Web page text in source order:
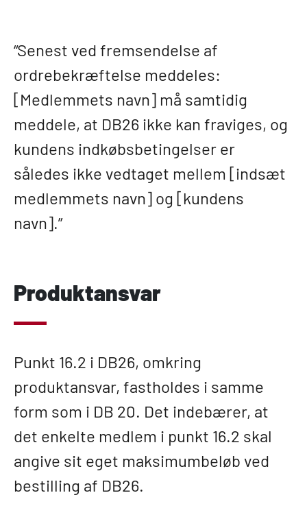
“Senest ved fremsendelse af
ordrebekræftelse meddeles:
[Medlemmets navn] må samtidig
meddele, at DB26 ikke kan fraviges, og
kundens indkøbsbetingelser er
således ikke vedtaget mellem [indsæt
medlemmets navn] og [kundens
navn].”
Produktansvar
Punkt 16.2 i DB26, omkring
produktansvar, fastholdes i samme
form som i DB 20. Det indebærer, at
det enkelte medlem i punkt 16.2 skal
angive sit eget maksimumbeløb ved
bestilling af DB26.